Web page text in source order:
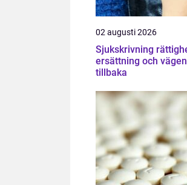
02 augusti 2026
Sjukskrivning rättigheter,
ersättning och vägen
tillbaka